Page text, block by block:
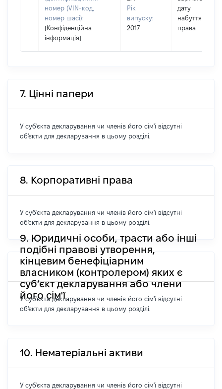
номер (VIN-код,
номер шасі):
[Конфіденційна
інформація]
Рік
випуску:
2017
дату
набуття
права
7. Цінні папери
У суб'єкта декларування чи членів його сім'ї відсутні
об'єкти для декларування в цьому розділі.
8. Корпоративні права
У суб'єкта декларування чи членів його сім'ї відсутні
об'єкти для декларування в цьому розділі.
9. Юридичні особи, трасти або інші
подібні правові утворення,
кінцевим бенефіціарним
власником (контролером) яких є
суб’єкт декларування або члени
його сім'ї
У суб'єкта декларування чи членів його сім'ї відсутні
об'єкти для декларування в цьому розділі.
10. Нематеріальні активи
У суб'єкта декларування чи членів його сім'ї відсутні